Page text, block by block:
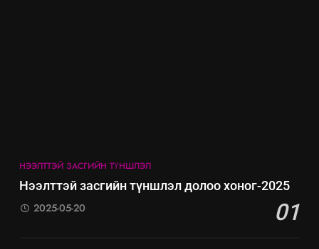
НЭЭЛТТЭЙ ЗАСГИЙН ТҮНШЛЭЛ
Нээлттэй засгийн түншлэл долоо хоног-2025
01
2025-05-20